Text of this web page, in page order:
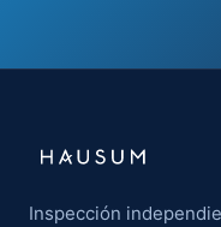
Inspección